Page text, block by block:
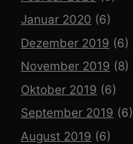
Januar 2020 (6)
Dezember 2019 (6)
November 2019 (8)
Oktober 2019 (6)
September 2019 (6)
August 2019 (6)